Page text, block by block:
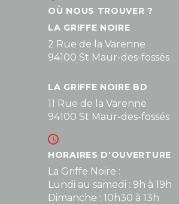
OÙ NOUS TROUVER ?
LA GRIFFE NOIRE
2 Rue de la Varenne
94100 St Maur-des-fossés
LA GRIFFE NOIRE BD
11 Rue de la Varenne
94100 St Maur-des-fossés
HORAIRES D'OUVERTURE
La Griffe Noire :
Lundi au samedi : 9h à 19h
Dimanche : 10h30 à 13h